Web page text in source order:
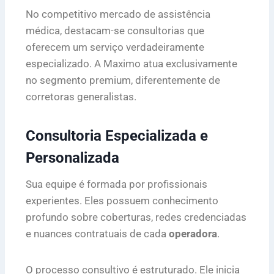
No competitivo mercado de assistência
médica, destacam-se consultorias que
oferecem um serviço verdadeiramente
especializado. A Maximo atua exclusivamente
no segmento premium, diferentemente de
corretoras generalistas.
Consultoria Especializada e
Personalizada
Sua equipe é formada por profissionais
experientes. Eles possuem conhecimento
profundo sobre coberturas, redes credenciadas
e nuances contratuais de cada operadora.
O processo consultivo é estruturado. Ele inicia